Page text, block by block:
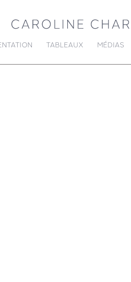
TABLEAUX MÉDIAS